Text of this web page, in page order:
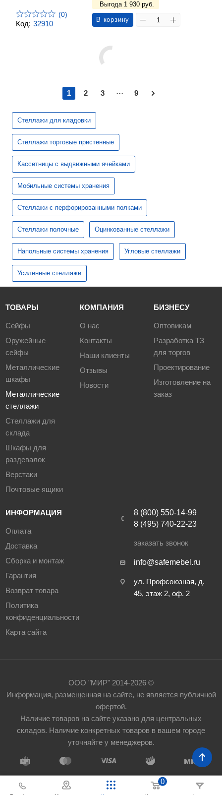
Код: 32910
(0)
Выгода 1 930 руб.
В корзину
1 2 3 ... 9
Стеллажи для кладовки
Стеллажи торговые пристенные
Кассетницы с выдвижными ячейками
Мобильные системы хранения
Стеллажи с перфорированными полками
Стеллажи полочные Оцинкованные стеллажи
Напольные системы хранения Угловые стеллажи
Усиленные стеллажи
ТОВАРЫ
Сейфы
Оружейные
сейфы
Металлические
шкафы
Металлические
стеллажи
Стеллажи для
склада
Шкафы для
раздевалок
Верстаки
Почтовые ящики
КОМПАНИЯ
О нас
Контакты
Наши клиенты
Отзывы
Новости
БИЗНЕСУ
Оптовикам
Разработка ТЗ
для торгов
Проектирование
Изготовление на
заказ
ИНФОРМАЦИЯ
Оплата
Доставка
Сборка и монтаж
Гарантия
Возврат товара
Политика
конфиденциальности
Карта сайта
8 (800) 550-14-99
8 (495) 740-22-23
заказать звонок
info@safemebel.ru
ул. Профсоюзная, д.
45, этаж 2, оф. 2
ООО "МИР" 2014-2026 ©
Информация, размещенная на сайте, не является публичной
офертой.
Наличие товаров на сайте указано для центральных
складов. Наличие конкретных товаров в вашем городе
уточняйте у менеджеров.
0